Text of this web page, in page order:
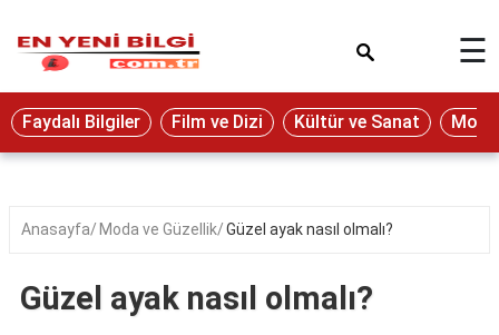
Eğitim
Ekonomi
Seyahat
Oyun
☰
Faydalı Bilgiler Film ve Dizi Kültür ve Sanat
Anasayfa Moda ve Güzellik Güzel ayak nasıl olmalı?
Güzel ayak nasıl olmalı?